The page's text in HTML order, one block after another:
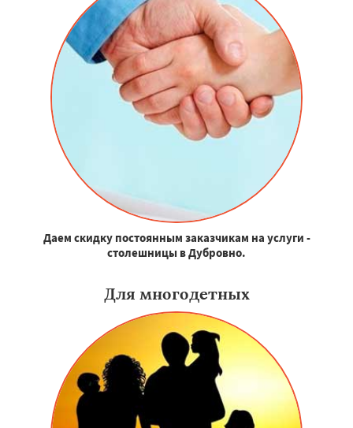
Даем скидку постоянным заказчикам на услуги -
столешницы в Дубровно.
Для многодетных